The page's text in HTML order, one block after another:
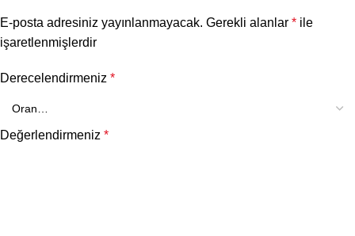
E-posta adresiniz yayınlanmayacak. Gerekli alanlar * ile
işaretlenmişlerdir
Derecelendirmeniz *
Değerlendirmeniz *